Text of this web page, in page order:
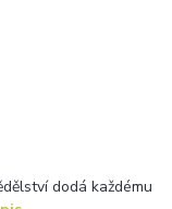
dodá každému